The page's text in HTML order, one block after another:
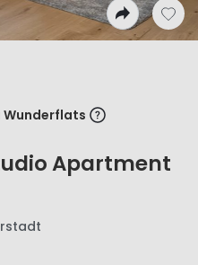
Wunderflats
Apartment